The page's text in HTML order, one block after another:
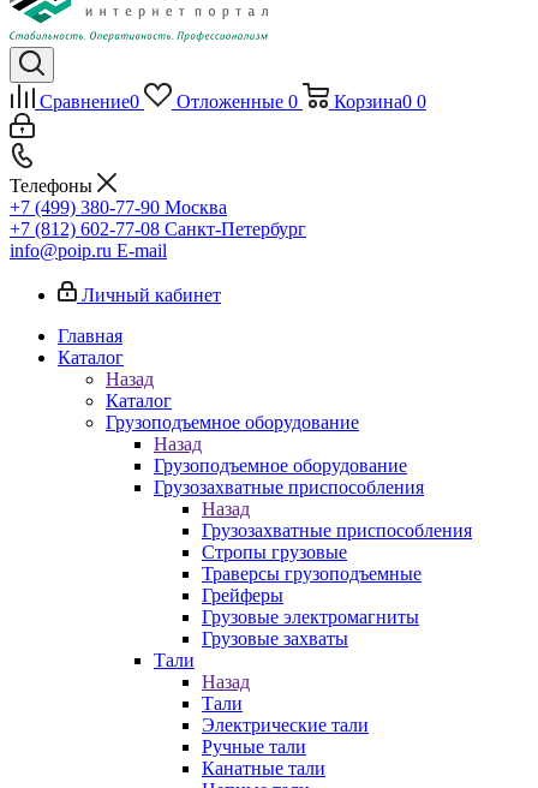
Сравнение0 Отложенные 0 Корзина0 0
Телефоны
+7 (499) 380-77-90 Москва
+7 (812) 602-77-08 Санкт-Петербург
info@poip.ru E-mail
Личный кабинет
Главная
Каталог
Назад
Каталог
Грузоподъемное оборудование
Назад
Грузоподъемное оборудование
Грузозахватные приспособления
Назад
Грузозахватные приспособления
Стропы грузовые
Траверсы грузоподъемные
Грейферы
Грузовые электромагниты
Грузовые захваты
Тали
Назад
Тали
Электрические тали
Ручные тали
Канатные тали